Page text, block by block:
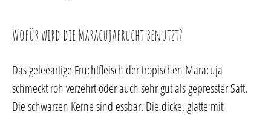
Wofür wird die Maracujafrucht benutzt?
Das geleeartige Fruchtfleisch der tropischen Maracuja
schmeckt roh verzehrt oder auch sehr gut als gepresster Saft.
Die schwarzen Kerne sind essbar. Die dicke, glatte mit